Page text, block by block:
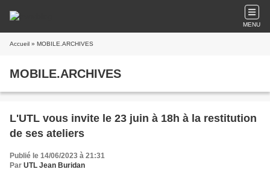
MENU
Accueil » MOBILE.ARCHIVES
MOBILE.ARCHIVES
L'UTL vous invite le 23 juin à 18h à la restitution
de ses ateliers
Publié le 14/06/2023 à 21:31
Par UTL Jean Buridan